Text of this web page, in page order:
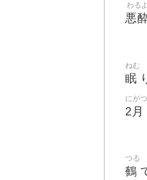
悪
わるよ
眠
ねむ
2月
にがつ
鶴
つる